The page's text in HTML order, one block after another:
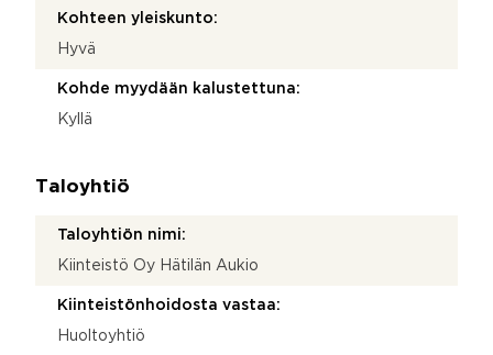
Kohteen yleiskunto:
Hyvä
Kohde myydään kalustettuna:
Kyllä
Taloyhtiö
Taloyhtiön nimi:
Kiinteistö Oy Hätilän Aukio
Kiinteistönhoidosta vastaa:
Huoltoyhtiö